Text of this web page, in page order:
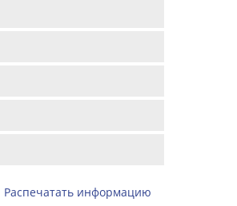
Распечатать информацию